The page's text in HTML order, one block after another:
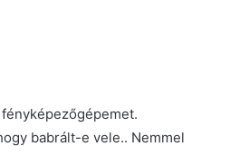
babrált-e vele.. Nemmel